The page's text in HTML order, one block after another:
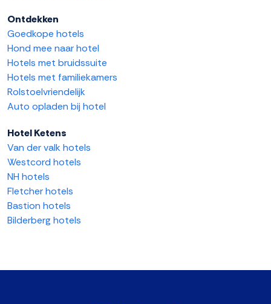
Ontdekken
Goedkope hotels
Hond mee naar hotel
Hotels met bruidssuite
Hotels met familiekamers
Rolstoelvriendelijk
Auto opladen bij hotel
Hotel Ketens
Van der valk hotels
Westcord hotels
NH hotels
Fletcher hotels
Bastion hotels
Bilderberg hotels